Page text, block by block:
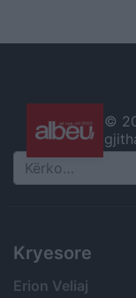
©
Search
Kryesore
Erion Veliaj